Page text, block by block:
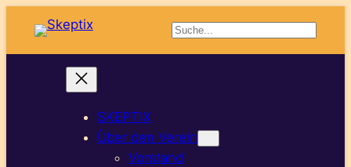
Suchen
SKEPTIX
Über den Verein
Vorstand